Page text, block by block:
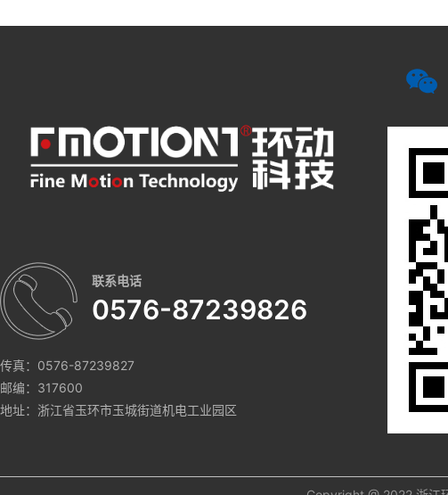
联系电话
0576-87239826
传真：0576-87239827
邮编：317600
地址：浙江省玉环市玉城街道机电工业园区